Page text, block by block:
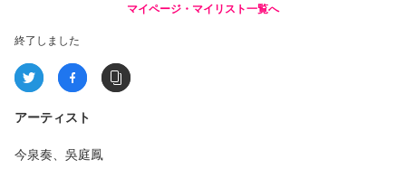
マイページ・マイリスト一覧へ
終了しました
アーティスト
今泉奏、吳庭鳳